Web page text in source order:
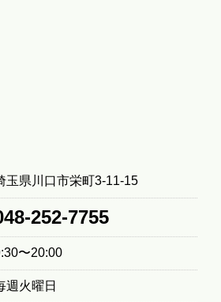
玉県川口市栄町3-11-15
252-7755
〜20:00
週火曜日